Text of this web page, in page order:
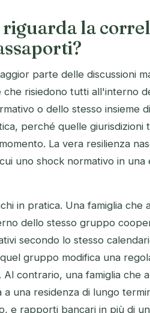
la
parte delle discussioni
risiedono tutti all'interno
o dello stesso insieme
perché quelle giurisdizioni
La vera resilienza
uno shock normativo in
in pratica. Una famiglia
dello stesso gruppo
secondo lo stesso
gruppo modifica una
contrario, una famiglia che
a una residenza di lungo
e rapporti bancari in più di